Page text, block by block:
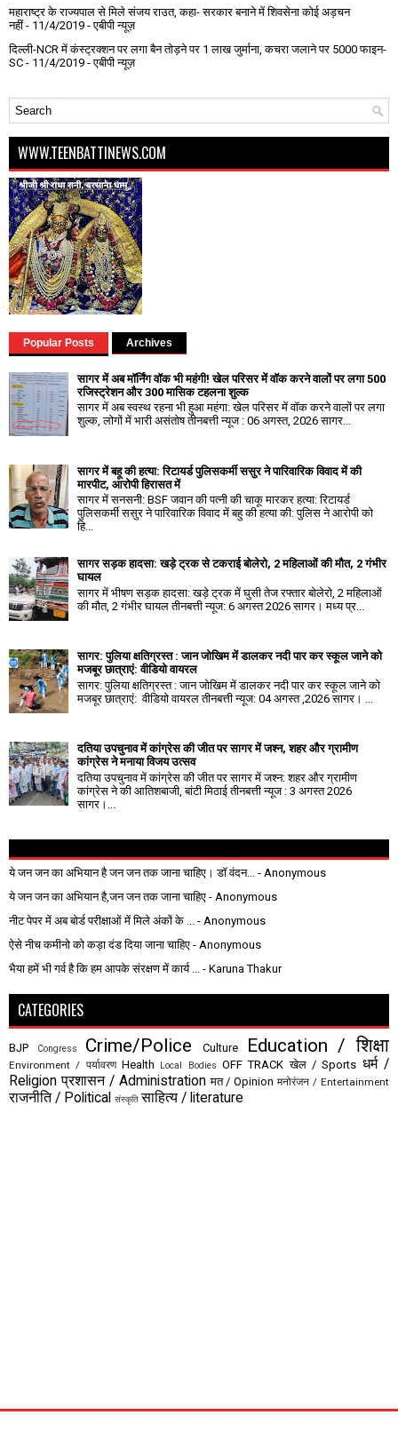
महाराष्ट्र के राज्यपाल से मिले संजय राउत, कहा- सरकार बनाने में शिवसेना कोई अड़चन
नहीं- 11/4/2019 - एबीपी न्यूज़
दिल्ली-NCR में कंस्ट्रक्शन पर लगा बैन तोड़ने पर 1 लाख जुर्माना, कचरा जलाने पर ₹5000 फाइन-
SC - 11/4/2019 - एबीपी न्यूज़
WWW.TEENBATTINEWS.COM
Popular Posts Archives
सागर में अब मॉर्निंग वॉक भी महंगी! खेल परिसर में वॉक करने वालों पर लगा ₹500
रजिस्ट्रेशन और ₹300 मासिक टहलना शुल्क
सागर में अब स्वस्थ रहना भी हुआ महंगा: खेल परिसर में वॉक करने वालों पर लगा
शुल्क, लोगों में भारी असंतोष तीनबत्ती न्यूज : 06 अगस्त, 2026 सागर...
सागर में बहू की हत्या: रिटायर्ड पुलिसकर्मी ससुर ने पारिवारिक विवाद में की
मारपीट, आरोपी हिरासत में
सागर में सनसनी: BSF जवान की पत्नी की चाकू मारकर हत्या: रिटायर्ड
पुलिसकर्मी ससुर ने पारिवारिक विवाद में बहु की हत्या की: पुलिस ने आरोपी को
हि...
सागर सड़क हादसा: खड़े ट्रक से टकराई बोलेरो, 2 महिलाओं की मौत, 2 गंभीर
घायल
सागर में भीषण सड़क हादसा: खड़े ट्रक में घुसी तेज रफ्तार बोलेरो, 2 महिलाओं
की मौत, 2 गंभीर घायल तीनबत्ती न्यूज: 6 अगस्त 2026 सागर। मध्य प्र...
सागर: पुलिया क्षतिग्रस्त : जान जोखिम में डालकर नदी पार कर स्कूल जाने को
मजबूर छात्राएं: वीडियो वायरल
सागर: पुलिया क्षतिग्रस्त : जान जोखिम में डालकर नदी पार कर स्कूल जाने को
मजबूर छात्राएं: वीडियो वायरल तीनबत्ती न्यूज: 04 अगस्त ,2026 सागर। ...
दतिया उपचुनाव में कांग्रेस की जीत पर सागर में जश्न, शहर और ग्रामीण
कांग्रेस ने मनाया विजय उत्सव
दतिया उपचुनाव में कांग्रेस की जीत पर सागर में जश्न: शहर और ग्रामीण
कांग्रेस ने की आतिशबाजी, बांटी मिठाई तीनबत्ती न्यूज : 3 अगस्त 2026
सागर।...
ये जन जन का अभियान है जन जन तक जाना चाहिए। डॉ वंदन... - Anonymous
ये जन जन का अभियान है,जन जन तक जाना चाहिए - Anonymous
नीट पेपर में अब बोर्ड परीक्षाओं में मिले अंकों के ... - Anonymous
ऐसे नीच कमीनो को कड़ा दंड दिया जाना चाहिए - Anonymous
भैया हमें भी गर्व है कि हम आपके संरक्षण में कार्य ... - Karuna Thakur
CATEGORIES
BJP Congress Crime/Police Culture Education / शिक्षा
Environment / पर्यावरण Health Local Bodies OFF TRACK खेल / Sports धर्म /
Religion प्रशासन / Administration मत / Opinion मनोरंजन / Entertainment
राजनीति / Political संस्कृति साहित्य / literature